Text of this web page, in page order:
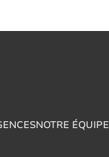
NOTRE ÉQUIPE